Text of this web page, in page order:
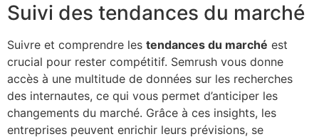
Suivi des tendances du marché
Suivre et comprendre les tendances du marché est
crucial pour rester compétitif. Semrush vous donne
accès à une multitude de données sur les recherches
des internautes, ce qui vous permet d’anticiper les
changements du marché. Grâce à ces insights, les
entreprises peuvent enrichir leurs prévisions, se